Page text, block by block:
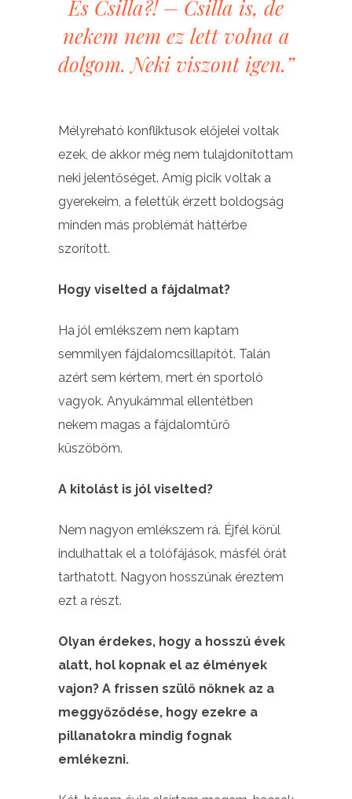
És Csilla?! – Csilla is, de
nekem nem ez lett volna a
dolgom. Neki viszont igen.”
Mélyreható konfliktusok előjelei voltak
ezek, de akkor még nem tulajdonítottam
neki jelentőséget. Amíg picik voltak a
gyerekeim, a felettük érzett boldogság
minden más problémát háttérbe
szorított.
Hogy viselted a fájdalmat?
Ha jól emlékszem nem kaptam
semmilyen fájdalomcsillapítót. Talán
azért sem kértem, mert én sportoló
vagyok. Anyukámmal ellentétben
nekem magas a fájdalomtűrő
küszöböm.
A kitolást is jól viselted?
Nem nagyon emlékszem rá. Éjfél körül
indulhattak el a tolófájások, másfél órát
tarthatott. Nagyon hosszúnak éreztem
ezt a részt.
Olyan érdekes, hogy a hosszú évek
alatt, hol kopnak el az élmények
vajon? A frissen szülő nőknek az a
meggyőződése, hogy ezekre a
pillanatokra mindig fognak
emlékezni.